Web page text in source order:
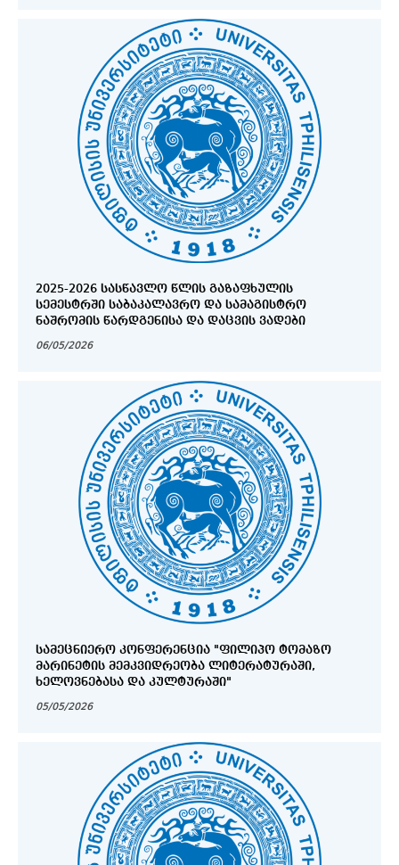
2025-2026 ᲡᲐᲡᲬᲐᲕᲚᲝ ᲬᲚᲘᲡ ᲒᲐᲖᲐᲤᲮᲣᲚᲘᲡ
ᲡᲔᲛᲔᲡᲢᲠᲨᲘ ᲡᲐᲑᲐᲙᲐᲚᲐᲕᲠᲝ ᲓᲐ ᲡᲐᲛᲐᲒᲘᲡᲢᲠᲝ
ᲜᲐᲨᲠᲝᲛᲘᲡ ᲬᲐᲠᲓᲒᲔᲜᲘᲡᲐ ᲓᲐ ᲓᲐᲪᲕᲘᲡ ᲕᲐᲓᲔᲑᲘ
06/05/2026
ᲡᲐᲛᲔᲪᲜᲘᲔᲠᲝ ᲙᲝᲜᲤᲔᲠᲔᲜᲪᲘᲐ "ᲤᲘᲚᲘᲞᲝ ᲢᲝᲛᲐᲖᲝ
ᲛᲐᲠᲘᲜᲔᲢᲘᲡ ᲛᲔᲛᲙᲕᲘᲓᲠᲔᲝᲑᲐ ᲚᲘᲢᲔᲠᲐᲢᲣᲠᲐᲨᲘ,
ᲮᲔᲚᲝᲕᲜᲔᲑᲐᲡᲐ ᲓᲐ ᲙᲣᲚᲢᲣᲠᲐᲨᲘ"
05/05/2026